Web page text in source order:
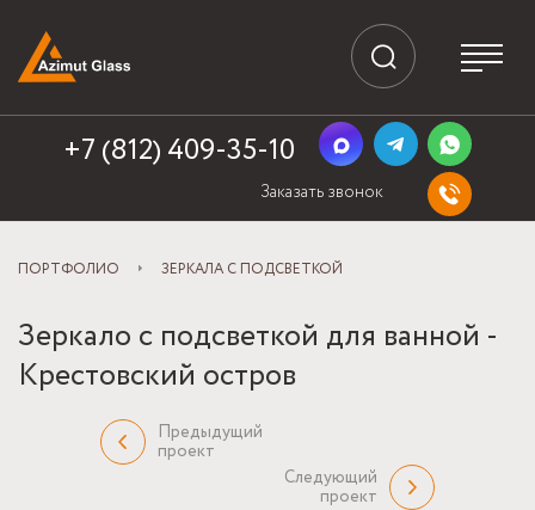
+7 (812) 409-35-10
Заказать звонок
ПОРТФОЛИО ЗЕРКАЛА С ПОДСВЕТКОЙ
Зеркало с подсветкой для ванной -
Крестовский остров
Предыдущий
проект
Следующий
проект